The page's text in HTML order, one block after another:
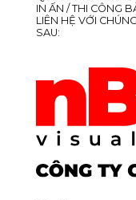
IN ẤN / THI CÔNG
LIÊN HỆ VỚI
SAU: